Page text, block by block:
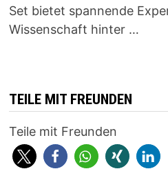
Set bietet spannende
Wissenschaft hinter …
TEILE MIT FREUNDEN
Teile mit Freunden